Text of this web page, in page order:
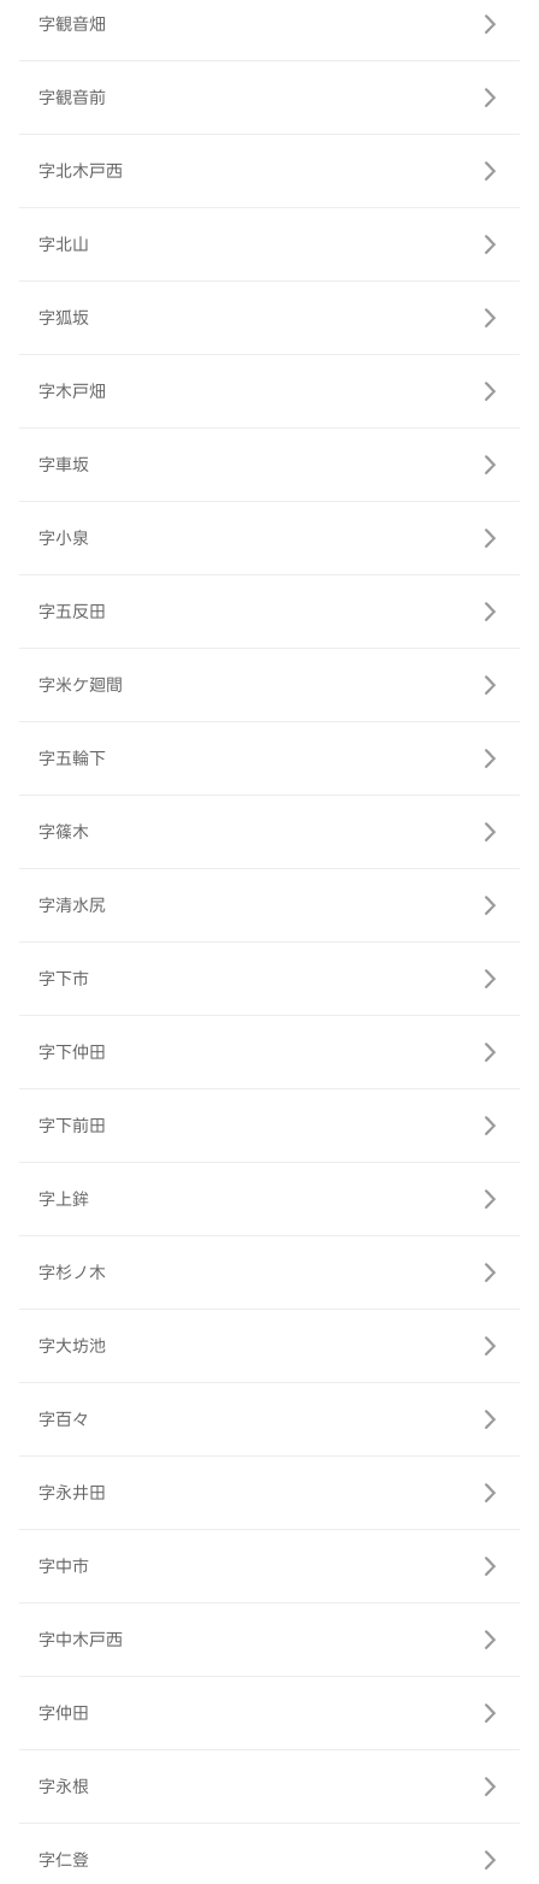
字観音畑
字観音前
字北木戸西
字北山
字狐坂
字木戸畑
字車坂
字小泉
字五反田
字米ケ廻間
字五輪下
字篠木
字清水尻
字下市
字下仲田
字下前田
字上鉾
字杉ノ木
字大坊池
字百々
字永井田
字中市
字中木戸西
字仲田
字永根
字仁登